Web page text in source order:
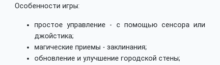
Особенности игры:
простое управление - с помощью сенсора или
джойстика;
магические приемы - заклинания;
обновление и улучшение городской стены;